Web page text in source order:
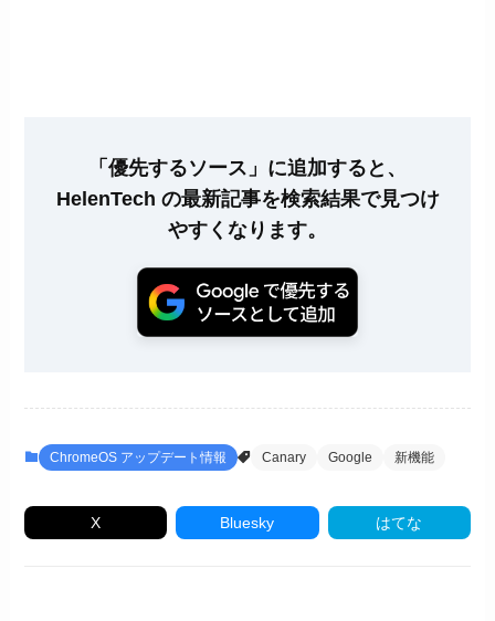
「優先するソース」に追加すると、
HelenTech の最新記事を検索結果で見つけ
やすくなります。
ChromeOS アップデート情報 Canary Google 新機能
X Bluesky はてな